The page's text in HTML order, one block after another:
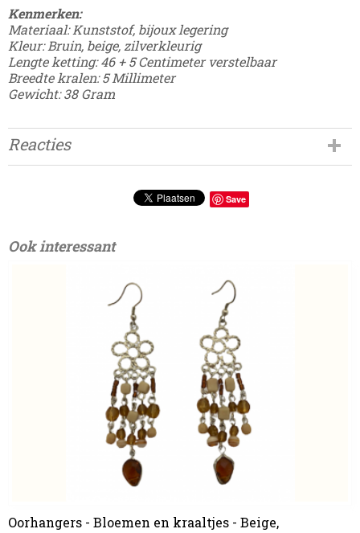
Kenmerken:
Materiaal: Kunststof, bijoux legering
Kleur: Bruin, beige, zilverkleurig
Lengte ketting: 46 + 5 Centimeter verstelbaar
Breedte kralen: 5 Millimeter
Gewicht: 38 Gram
Reacties
Save
Ook interessant
Oorhangers - Bloemen en kraaltjes - Beige,